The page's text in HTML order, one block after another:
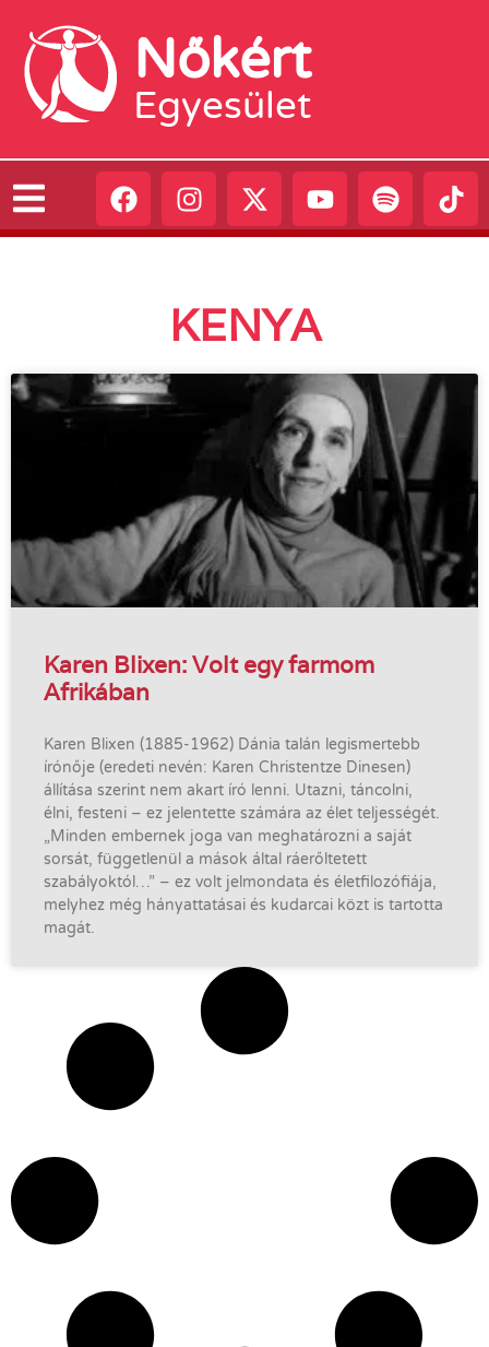
Nőkért
Egyesület
KENYA
Karen Blixen: Volt egy farmom
Afrikában
Karen Blixen (1885-1962) Dánia talán legismertebb
írónője (eredeti nevén: Karen Christentze Dinesen)
állítása szerint nem akart író lenni. Utazni, táncolni,
élni, festeni – ez jelentette számára az élet teljességét.
„Minden embernek joga van meghatározni a saját
sorsát, függetlenül a mások által ráerőltetett
szabályoktól…” – ez volt jelmondata és életfilozófiája,
melyhez még hányattatásai és kudarcai közt is tartotta
magát.